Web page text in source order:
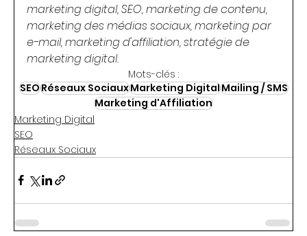
marketing digital, SEO, marketing de contenu,
marketing des médias sociaux, marketing par
e-mail, marketing d'affiliation, stratégie de
marketing digital.
Mots-clés :
SEORéseaux SociauxMarketing DigitalMailing / SMS
Marketing d'Affiliation
Marketing Digital
SEO
Réseaux Sociaux